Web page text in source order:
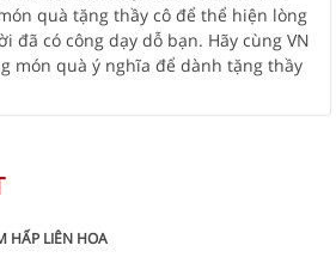
quà tặng thầy cô để thể hiện lòng
đã có công dạy dỗ bạn. Hãy cùng VN
món quà ý nghĩa để dành tặng thầy
HẤP LIÊN HOA